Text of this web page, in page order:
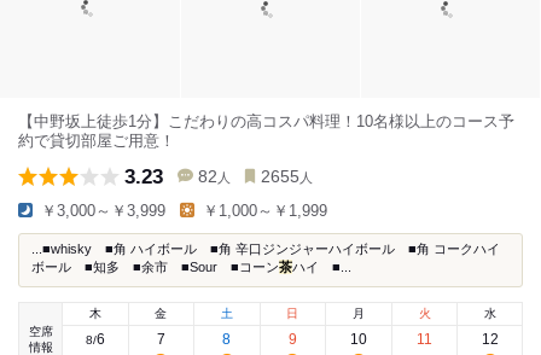
【中野坂上徒歩1分】こだわりの高コスパ料理！10名様以上のコース予
約で貸切部屋ご用意！
3.23 82 人 2655 人
￥3,000～￥3,999 ￥1,000～￥1,999
...■whisky ■角 ハイボール ■角 辛口ジンジャーハイボール ■角 コークハイ
ボール ■知多 ■余市 ■Sour ■コーン茶ハイ ■...
空席
情報
木
8/6
金
7
土
8
日
9
月
10
火
11
水
12